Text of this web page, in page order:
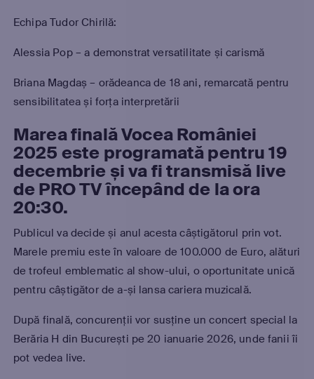
Echipa Tudor Chirilă:
Alessia Pop – a demonstrat versatilitate și carismă
Briana Magdaș – orădeanca de 18 ani, remarcată pentru
sensibilitatea și forța interpretării
Marea finală Vocea României
2025 este programată pentru 19
decembrie și va fi transmisă live
de PRO TV începând de la ora
20:30.
Publicul va decide și anul acesta câștigătorul prin vot.
Marele premiu este în valoare de 100.000 de Euro, alături
de trofeul emblematic al show-ului, o oportunitate unică
pentru câștigător de a-și lansa cariera muzicală.
După finală, concurenții vor susține un concert special la
Berăria H din București pe 20 ianuarie 2026, unde fanii îi
pot vedea live.